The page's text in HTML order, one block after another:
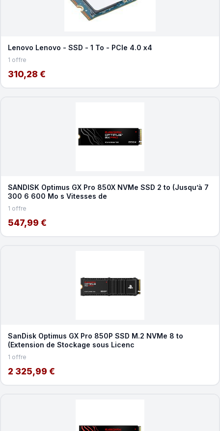
Lenovo Lenovo - SSD - 1 To - PCIe 4.0 x4
1 offre
310,28 €
SANDISK Optimus GX Pro 850X NVMe SSD 2 to (Jusqu’à 7
300 6 600 Mo s Vitesses de
1 offre
547,99 €
SanDisk Optimus GX Pro 850P SSD M.2 NVMe 8 to
(Extension de Stockage sous Licenc
1 offre
2 325,99 €